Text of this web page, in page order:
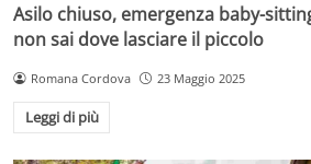
Asilo chiuso, emergenza baby-
non sai dove lasciare il piccolo
Romana Cordova 23 Maggio 2025
Leggi di più